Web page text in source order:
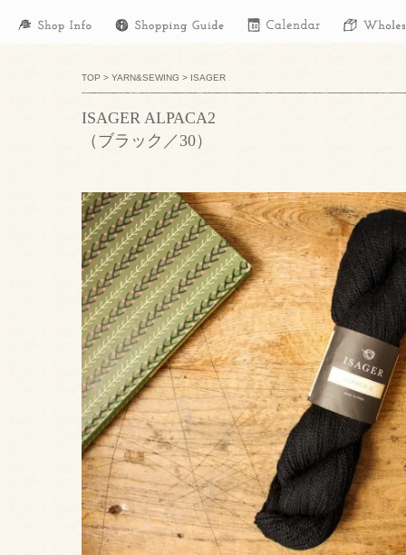
TOP > YARN&SEWING > ISAGER
ISAGER ALPACA2
（ブラック／30）